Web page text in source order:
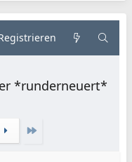
*runderneuert*